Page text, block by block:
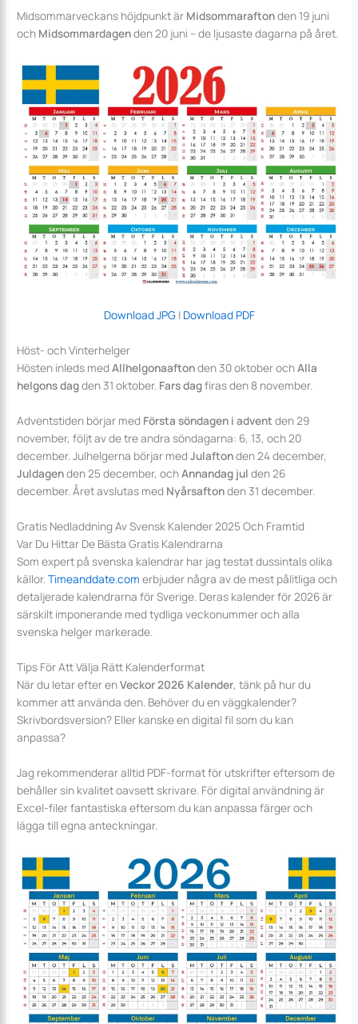
Midsommarveckans höjdpunkt är Midsommaraftonden 19 juni
och Midsommardagenden 20 juni – de ljusaste dagarna på året.
Download JPG| Download PDF
Höst- och Vinterhelger
Hösten inleds medAllhelgonaaftonden 30 oktober ochAlla
helgons dagden 31 oktober. Fars dagfiras den 8 november.
Adventstiden börjar med Första söndagen i adventden 29
november, följt av de tre andra söndagarna: 6, 13, och 20
december. Julhelgerna börjar medJulaftonden 24 december,
Juldagenden 25 december, ochAnnandag jul den 26
december. Året avslutas med Nyårsaftonden 31 december.
Gratis Nedladdning Av Svensk Kalender 2025 Och Framtid
Var Du Hittar De Bästa Gratis Kalendrarna
Som expert på svenska kalendrar har jag testat dussintals olika
källor.Timeanddate.com erbjuder några av de mest pålitliga och
detaljerade kalendrarna för Sverige. Deras kalender för 2026 är
särskilt imponerande med tydliga veckonummer och alla
svenska helger markerade.
Tips För Att Välja Rätt Kalenderformat
När du letar efter enVeckor 2026 Kalender, tänk på hur du
kommer att använda den. Behöver du en väggkalender?
Skrivbordsversion? Eller kanske en digital fil som du kan
anpassa?
Jag rekommenderar alltid PDF-format för utskrifter eftersom de
behåller sin kvalitet oavsett skrivare. För digital användning är
Excel-filer fantastiska eftersom du kan anpassa färger och
lägga till egna anteckningar.